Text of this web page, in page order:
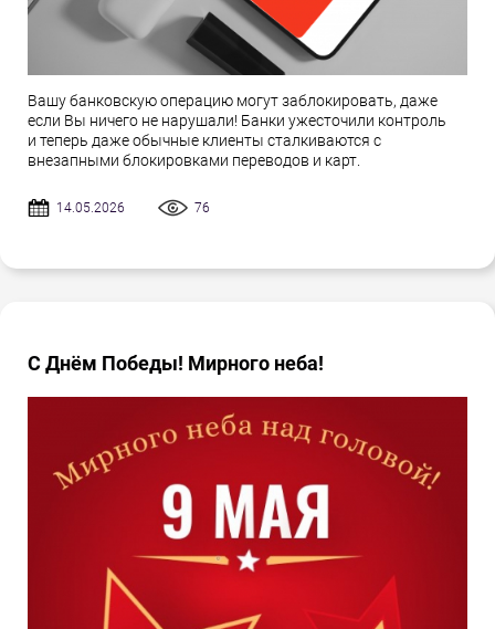
Вашу банковскую операцию могут заблокировать, даже
если Вы ничего не нарушали! Банки ужесточили контроль
и теперь даже обычные клиенты сталкиваются с
внезапными блокировками переводов и карт.
14.05.2026 76
С Днём Победы! Мирного неба!